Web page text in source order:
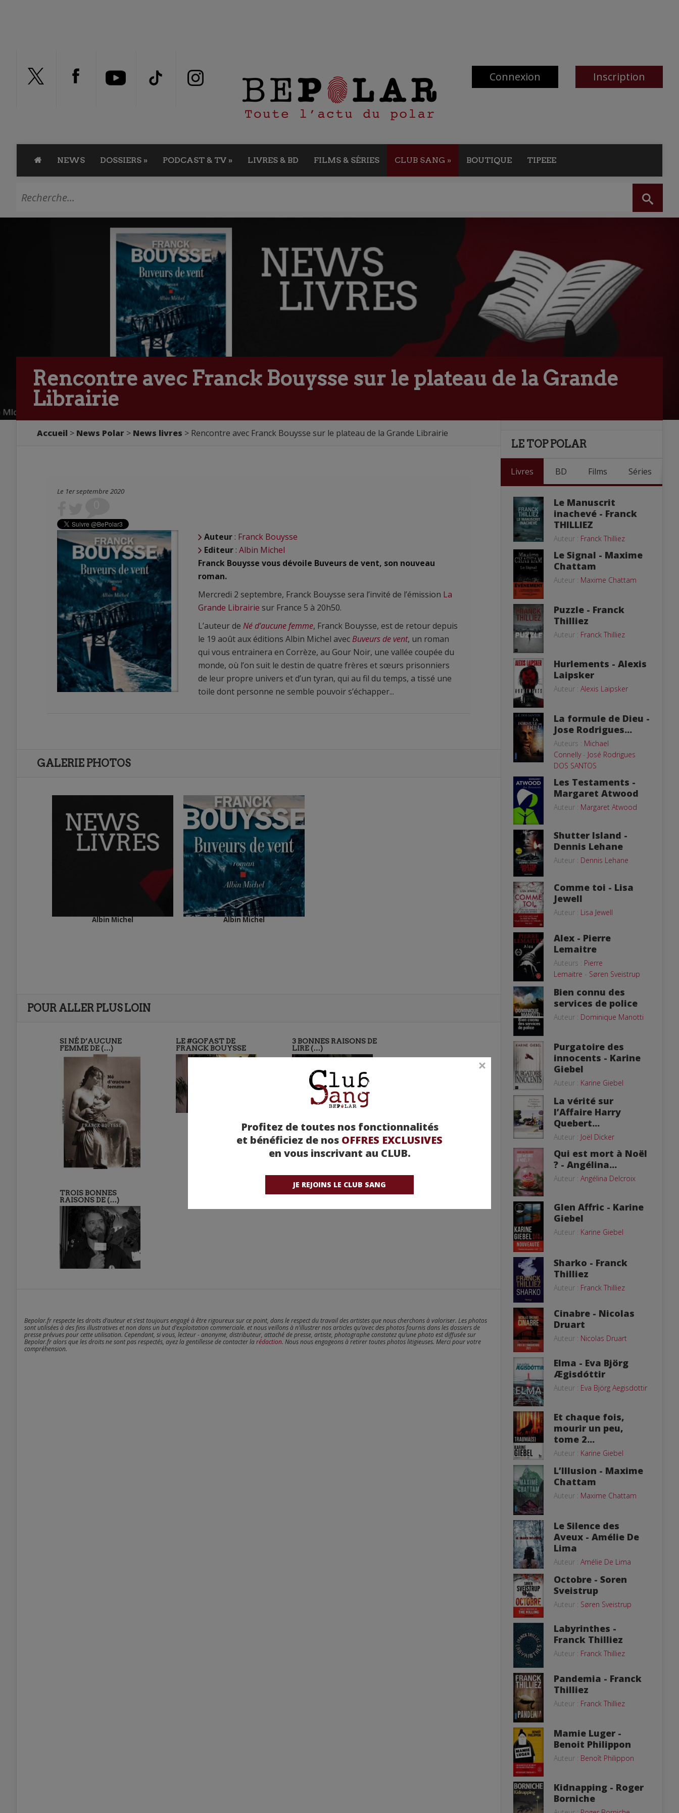
Connexion Inscription
NEWS DOSSIERS » PODCAST & TV » LIVRES & BD FILMS & SÉRIES CLUB SANG » BOUTIQUE TIPEEE
Profitez de toutes nos fonctionnalités
et bénéficiez de nos OFFRES EXCLUSIVES
en vous inscrivant au CLUB.
JE REJOINS LE CLUB SANG
Rencontre avec Franck Bouysse sur le plateau de la Grande
Librairie
Accueil > News Polar > News livres > Rencontre avec Franck Bouysse sur le plateau de la Grande Librairie
Le 1er septembre 2020
1
Auteur : Franck Bouysse
Editeur : Albin Michel
Franck Bouysse vous dévoile Buveurs de vent, son nouveau
roman.
Mercredi 2 septembre, Franck Bouysse sera l’invité de l’émission La
Grande Librairie sur France 5 à 20h50.
L’auteur de Né d’aucune femme, Franck Bouysse, est de retour depuis
le 19 août aux éditions Albin Michel avecBuveurs de vent, un roman
qui vous entrainera en Corrèze, au Gour Noir, une vallée coupée du
monde, où l’on suit le destin de quatre frères et sœurs prisonniers
de leur propre univers et d’un tyran, qui au fil du temps, a tissé une
toile dont personne ne semble pouvoir s’échapper...
GALERIE PHOTOS
Albin Michel Albin Michel
POUR ALLER PLUS LOIN
SI NÉ D’AUCUNE
FEMME DE (…)
LE #GOFAST DE
FRANCK BOUYSSE
3 BONNES RAISONS DE
LIRE (…)
TROIS BONNES
RAISONS DE (…)
Bepolar.fr respecte les droits d’auteur et s’est toujours engagé à être rigoureux sur ce point, dans le respect du travail des artistes que nous cherchons à valoriser. Les photos
sont utilisées à des fins illustratives et non dans un but d’exploitation commerciale. et nous veillons à n’illustrer nos articles qu’avec des photos fournis dans les dossiers de
presse prévues pour cette utilisation. Cependant, si vous, lecteur - anonyme, distributeur, attaché de presse, artiste, photographe constatez qu’une photo est diffusée sur
Bepolar.fr alors que les droits ne sont pas respectés, ayez la gentillesse de contacter larédaction. Nous nous engageons à retirer toutes photos litigieuses. Merci pour votre
compréhension.
LE TOP POLAR
Livres BD Films Séries
Le Manuscrit
inachevé - Franck
THILLIEZ
Auteur : Franck Thilliez
Le Signal - Maxime
Chattam
Auteur : Maxime Chattam
Puzzle - Franck
Thilliez
Auteur : Franck Thilliez
Hurlements - Alexis
Laipsker
Auteur : Alexis Laipsker
La formule de Dieu -
Jose Rodrigues...
Auteurs : Michael
Connelly- José Rodrigues
DOS SANTOS
Les Testaments -
Margaret Atwood
Auteur : Margaret Atwood
Shutter Island -
Dennis Lehane
Auteur : Dennis Lehane
Comme toi - Lisa
Jewell
Auteur : Lisa Jewell
Alex - Pierre
Lemaitre
Auteurs : Pierre
Lemaitre - Søren Sveistrup
Bien connu des
services de police
Auteur : Dominique Manotti
Purgatoire des
innocents - Karine
Giebel
Auteur : Karine Giebel
La vérité sur
l’Affaire Harry
Quebert...
Auteur : Joël Dicker
Qui est mort à Noël
? - Angélina...
Auteur : Angélina Delcroix
Glen Affric - Karine
Giebel
Auteur : Karine Giebel
Sharko - Franck
Thilliez
Auteur : Franck Thilliez
Cinabre - Nicolas
Druart
Auteur : Nicolas Druart
Elma - Eva Björg
Ægisdóttir
Auteur : Eva Björg Aegisdottir
Et chaque fois,
mourir un peu,
tome 2...
Auteur : Karine Giebel
L’Illusion - Maxime
Chattam
Auteur : Maxime Chattam
Le Silence des
Aveux - Amélie De
Lima
Auteur : Amélie De Lima
Octobre - Soren
Sveistrup
Auteur : Søren Sveistrup
Labyrinthes -
Franck Thilliez
Auteur : Franck Thilliez
Pandemia - Franck
Thilliez
Auteur : Franck Thilliez
Mamie Luger -
Benoit Philippon
Auteur : Benoît Philippon
Kidnapping - Roger
Borniche